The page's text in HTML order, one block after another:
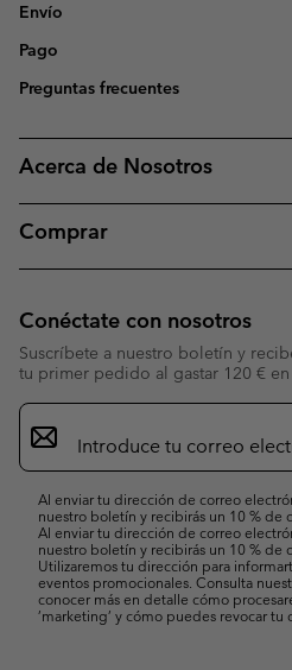
Envío
Pago
Preguntas frecuentes
Acerca de Nosotros
Comprar
Conéctate con nosotros
Suscríbete a nuestro boletín y
tu primer pedido al gastar 120 €
Suscripción
de
correo
Al enviar tu dirección de correo
nuestro boletín y recibirás un 10 % de
Al enviar tu dirección de correo
nuestro boletín y recibirás un 10 % de
Utilizaremos tu dirección para
eventos promocionales. Consulta
conocer más en detalle cómo
’marketing’ y cómo puedes revocar tu